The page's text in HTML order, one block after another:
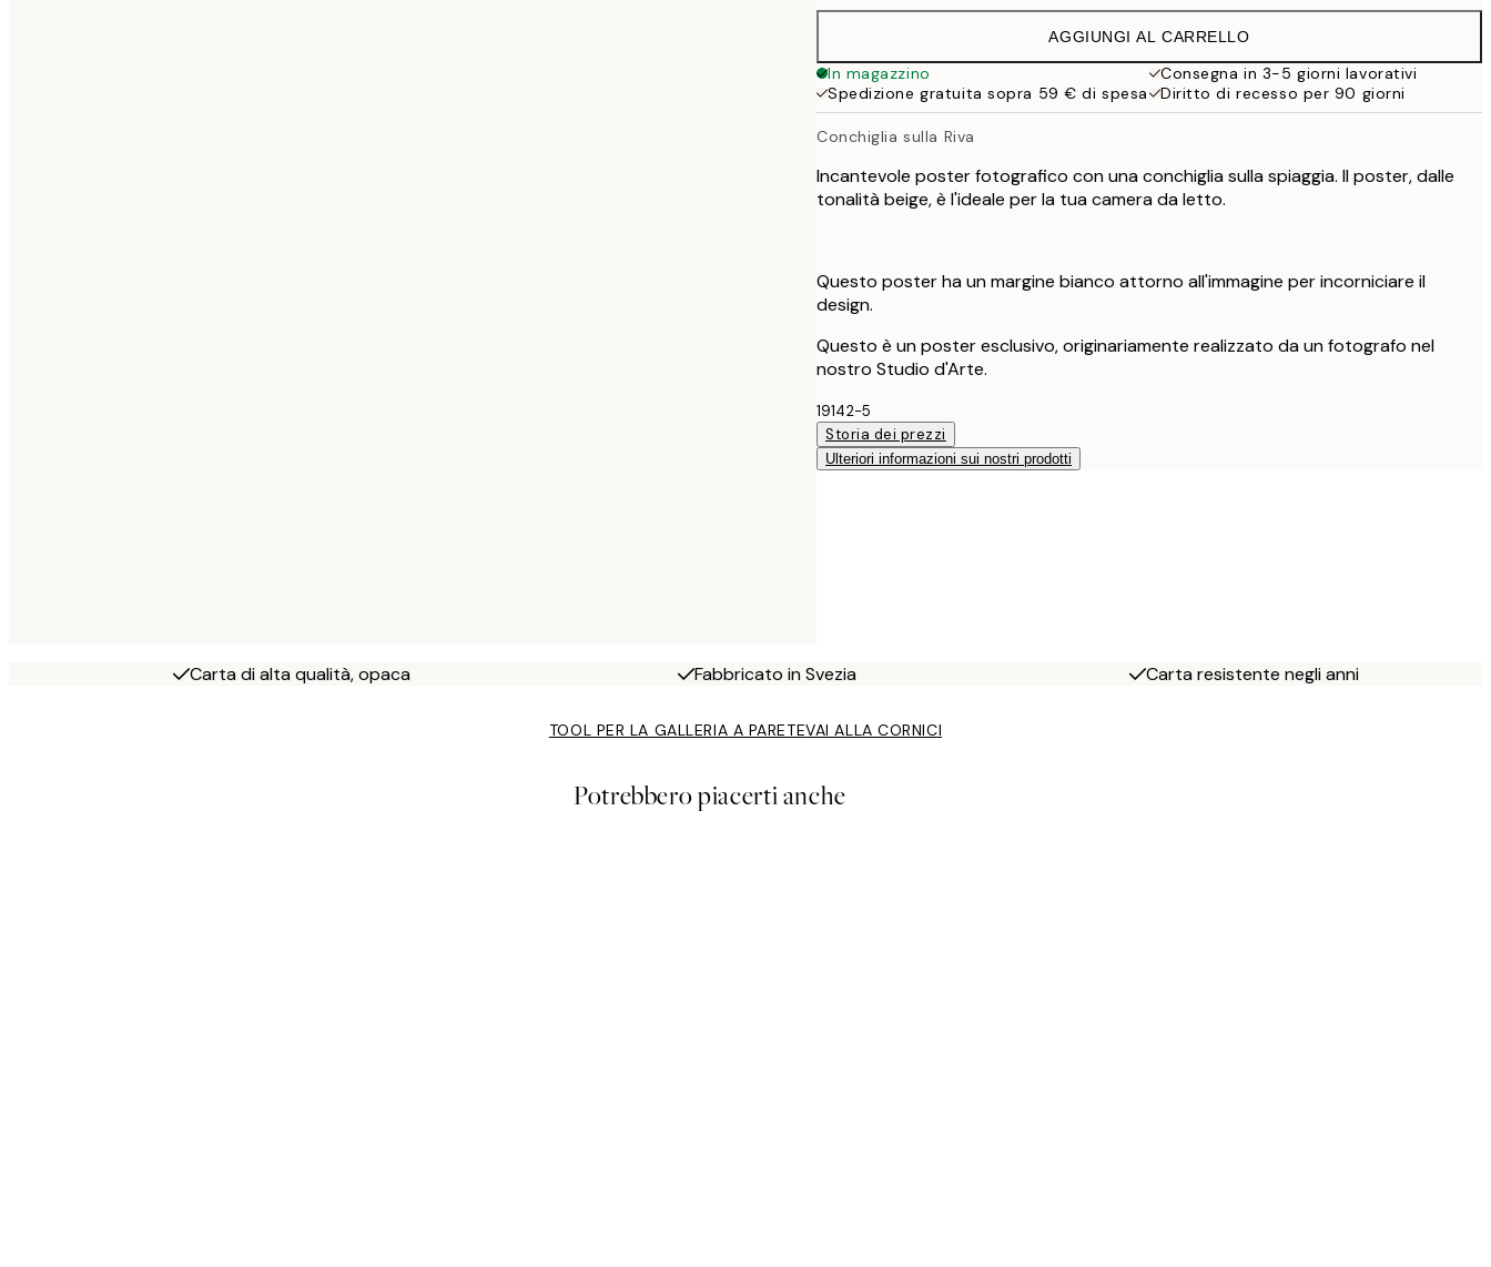
32,45 €
AGGIUNGI AL CARRELLO
In magazzino
Consegna in 3-5 giorni lavorativi
Spedizione gratuita sopra 59 € di spesa
Diritto di recesso per 90 giorni
Conchiglia sulla Riva
Incantevole poster fotografico con una conchiglia sulla spiaggia. Il poster, dalle
tonalità beige, è l'ideale per la tua camera da letto.
Questo poster ha un margine bianco attorno all'immagine per incorniciare il
design.
Questo è un poster esclusivo, originariamente realizzato da un fotografo nel
nostro Studio d'Arte.
19142-5
Storia dei prezzi
Ulteriori informazioni sui nostri prodotti
Carta di alta qualità, opaca Fabbricato in Svezia Carta resistente negli anni
TOOL PER LA GALLERIA A PARETEVAI ALLA CORNICI
Potrebbero piacerti anche